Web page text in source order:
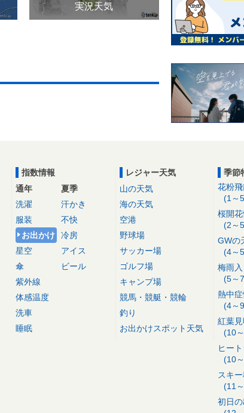
実況天気
指数情報
通年
洗濯
服装
お出かけ
星空
傘
紫外線
体感温度
洗車
睡眠
夏季
汗かき
不快
冷房
アイス
ビール
レジャー天気
山の天気
海の天気
空港
野球場
サッカー場
ゴルフ場
キャンプ場
競馬・競艇・競輪
釣り
お出かけスポット天気
季節
花粉
(1～
桜開
(2～
GWの
(4～
梅雨
(5～
熱中
(4～
紅葉
(10
ヒー
(10
スキ
(11
初日の